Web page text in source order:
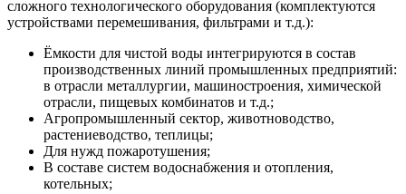
сложного технологического оборудования (комплектуются
устройствами перемешивания, фильтрами и т.д.):
Ёмкости для чистой воды интегрируются в состав
производственных линий промышленных предприятий:
в отрасли металлургии, машиностроения, химической
отрасли, пищевых комбинатов и т.д.;
Агропромышленный сектор, животноводство,
растениеводство, теплицы;
Для нужд пожаротушения;
В составе систем водоснабжения и отопления,
котельных;